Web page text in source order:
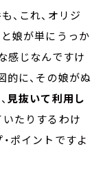
、これ、オリジ
娘が単にうっか
感じなんですけ
的に、その娘がぬ
見抜いて利用し
たりするわけ
ポイントですよ